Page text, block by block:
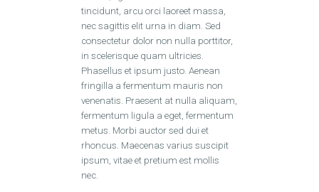
tincidunt, arcu orci laoreet massa,
nec sagittis elit urna in diam. Sed
consectetur dolor non nulla porttitor,
in scelerisque quam ultricies.
Phasellus et ipsum justo. Aenean
fringilla a fermentum mauris non
venenatis. Praesent at nulla aliquam,
fermentum ligula a eget, fermentum
metus. Morbi auctor sed dui et
rhoncus. Maecenas varius suscipit
ipsum, vitae et pretium est mollis
nec.